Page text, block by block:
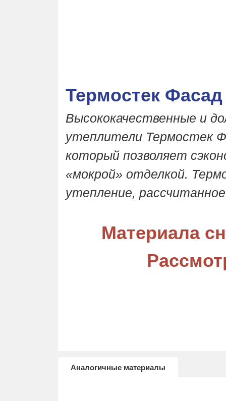
Термостек Фасад
Высококачественные и
утеплители Термостек
который позволяет
«мокрой» отделкой.
утепление,
Материала
Аналогичные материалы